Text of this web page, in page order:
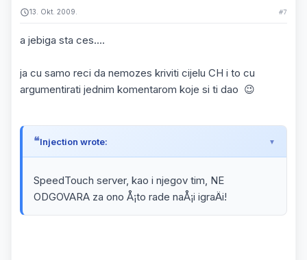
13. Okt. 2009. #7
a jebiga sta ces....
ja cu samo reci da nemozes kriviti cijelu CH i to cu
argumentirati jednim komentarom koje si ti dao 😉
Injection wrote:
SpeedTouch server, kao i njegov tim, NE
ODGOVARA za ono Å¡to rade naÅ¡i igraÄi!